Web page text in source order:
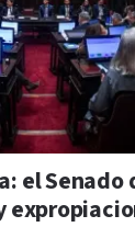
el Senado